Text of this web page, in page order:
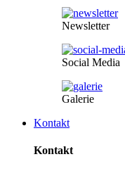
Newsletter
Social Media
Galerie
Kontakt
Kontakt